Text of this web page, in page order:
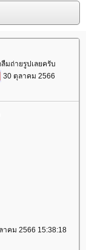
มถ่ายรูปเลยครับ
30 ตุลาคม 2566
าคม 2566 15:38:18